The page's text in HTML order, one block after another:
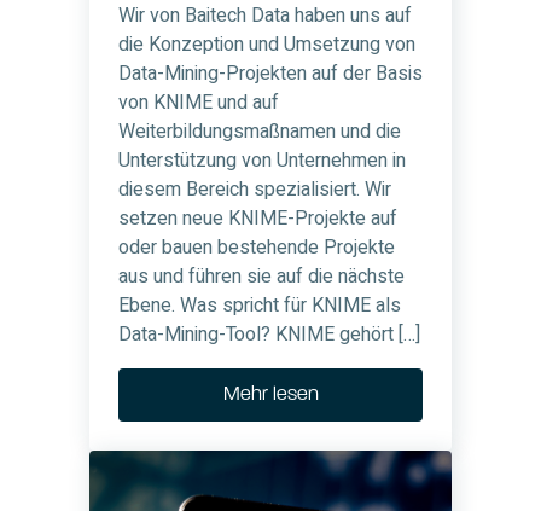
Wir von Baitech Data haben uns auf
die Konzeption und Umsetzung von
Data-Mining-Projekten auf der Basis
von KNIME und auf
Weiterbildungsmaßnamen und die
Unterstützung von Unternehmen in
diesem Bereich spezialisiert. Wir
setzen neue KNIME-Projekte auf
oder bauen bestehende Projekte
aus und führen sie auf die nächste
Ebene. Was spricht für KNIME als
Data-Mining-Tool? KNIME gehört […]
Mehr lesen